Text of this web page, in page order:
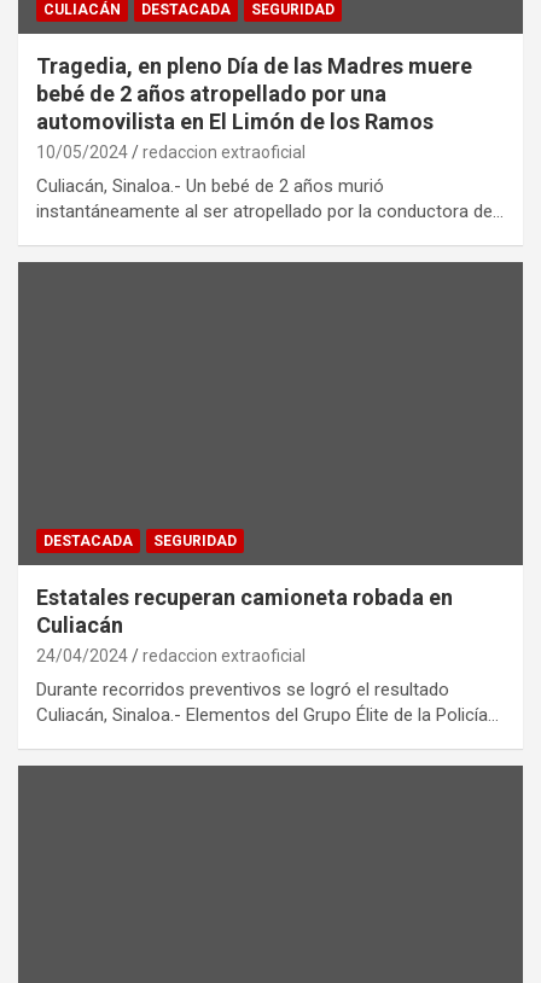
CULIACÁN DESTACADA SEGURIDAD
Tragedia, en pleno Día de las Madres muere
bebé de 2 años atropellado por una
automovilista en El Limón de los Ramos
10/05/2024 redaccion extraoficial
Culiacán, Sinaloa.- Un bebé de 2 años murió
instantáneamente al ser atropellado por la conductora de…
DESTACADA SEGURIDAD
Estatales recuperan camioneta robada en
Culiacán
24/04/2024 redaccion extraoficial
Durante recorridos preventivos se logró el resultado
Culiacán, Sinaloa.- Elementos del Grupo Élite de la Policía…